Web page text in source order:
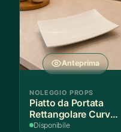
Anteprima
NOLEGGIO PROPS
Piatto da Portata
Rettangolare Curvo
Bianco
Disponibile